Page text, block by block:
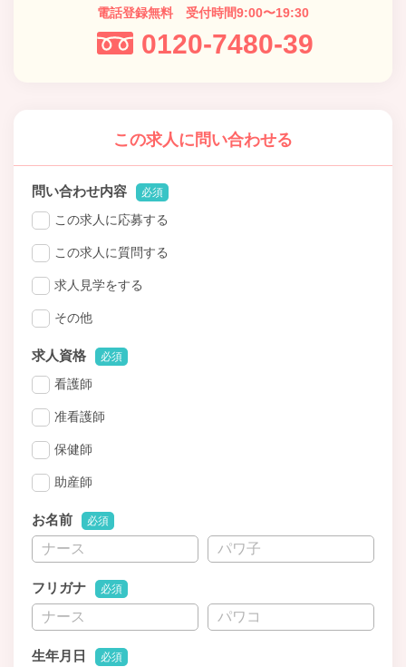
電話登録無料 受付時間9:00〜19:30
0120-7480-39
この求人に問い合わせる
問い合わせ内容 必須
この求人に応募する
この求人に質問する
求人見学をする
その他
求人資格 必須
看護師
准看護師
保健師
助産師
お名前 必須
フリガナ 必須
生年月日 必須